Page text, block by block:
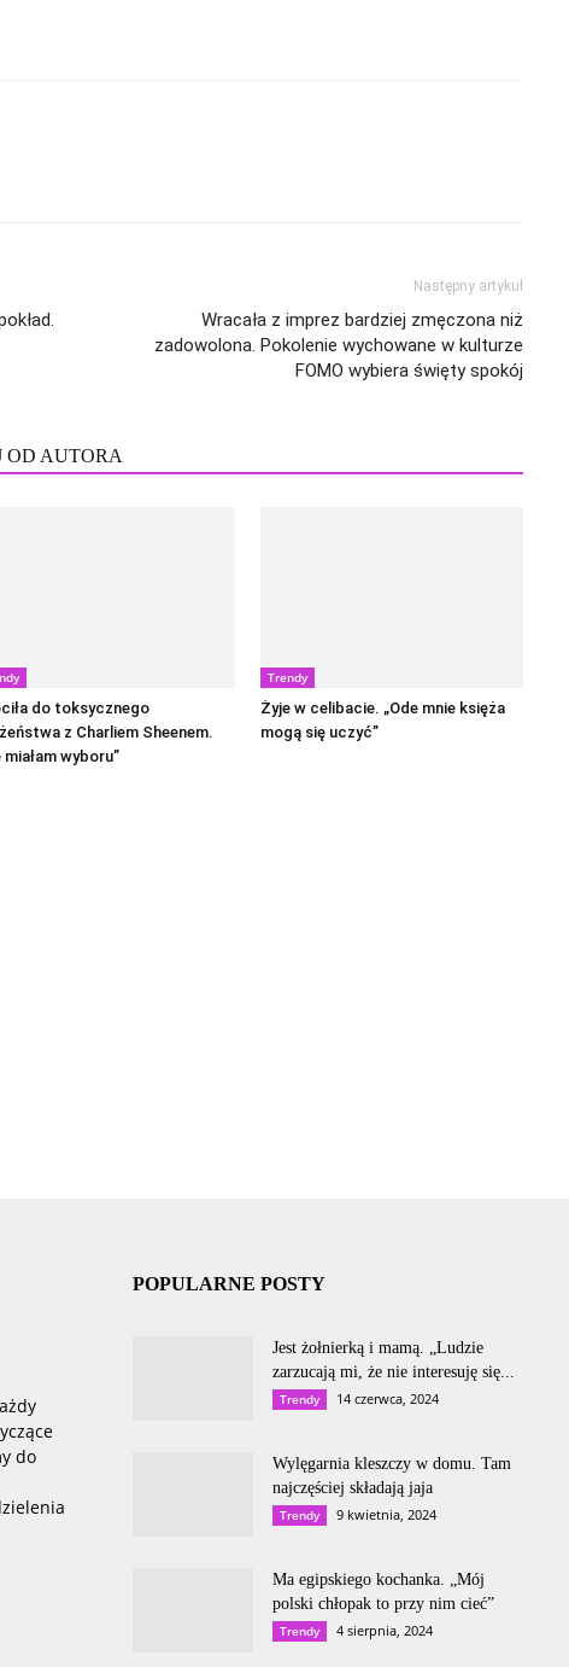
Następny artykuł
Wracała z imprez bardziej zmęczona niż
zadowolona. Pokolenie wychowane w kulturze
FOMO wybiera święty spokój
OD AUTORA
do toksycznego
z Charliem Sheenem.
miałam wyboru”
Trendy
Żyje w celibacie. „Ode mnie księża
mogą się uczyć”
do
POPULARNE POSTY
Jest żołnierką i mamą. „Ludzie
zarzucają mi, że nie interesuję się...
Trendy 14 czerwca, 2024
Wylęgarnia kleszczy w domu. Tam
najczęściej składają jaja
Trendy 9 kwietnia, 2024
Ma egipskiego kochanka. „Mój
polski chłopak to przy nim cieć”
Trendy 4 sierpnia, 2024